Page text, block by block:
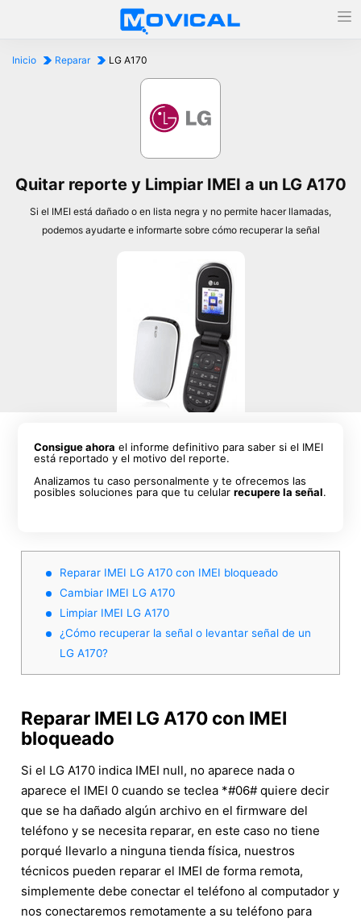
Inicio Reparar LG A170
Quitar reporte y Limpiar IMEI a un LG A170
Si el IMEI está dañado o en lista negra y no permite hacer llamadas,
podemos ayudarte e informarte sobre cómo recuperar la señal
Consigue ahora el informe definitivo para saber si el IMEI
está reportado y el motivo del reporte.
Analizamos tu caso personalmente y te ofrecemos las
posibles soluciones para que tu celularrecupere la señal.
Reparar IMEI LG A170 con IMEI bloqueado
Cambiar IMEI LG A170
Limpiar IMEI LG A170
¿Cómo recuperar la señal o levantar señal de un
LG A170?
Reparar IMEI LG A170 con IMEI
bloqueado
Si el LG A170 indica IMEI null, no aparece nada o
aparece el IMEI 0 cuando se teclea *#06# quiere decir
que se ha dañado algún archivo en el firmware del
teléfono y se necesita reparar, en este caso no tiene
porqué llevarlo a ninguna tienda física, nuestros
técnicos pueden reparar el IMEI de forma remota,
simplemente debe conectar el teléfono al computador y
nos conectaremos remotamente a su teléfono para